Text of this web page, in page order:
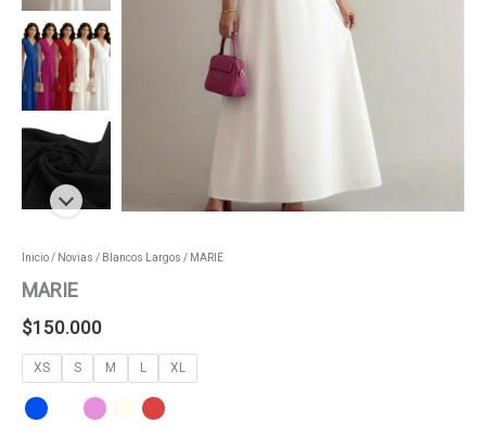
Inicio/ Novias / Blancos Largos / MARIE
MARIE
$150.000
XS S M L XL